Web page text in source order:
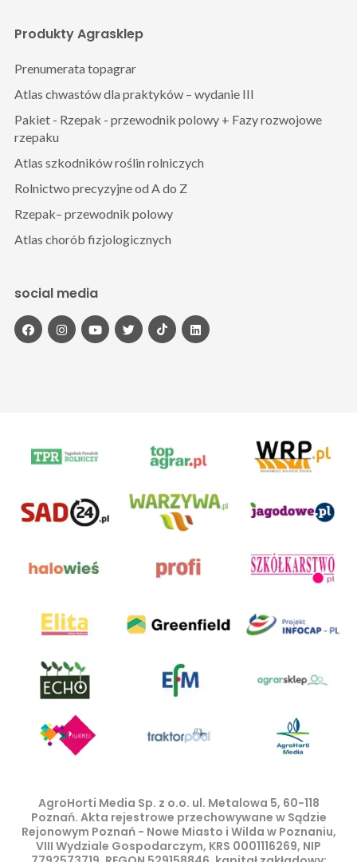
Produkty Agrasklep
Prenumerata topagrar
Atlas chwastów dla praktyków – wydanie III
Pakiet - Rzepak - przewodnik polowy + Fazy rozwojowe
rzepaku
Atlas szkodników roślin rolniczych
Rolnictwo precyzyjne od A do Z
Rzepak– przewodnik polowy
Atlas chorób fizjologicznych
social media
AgroHorti Media Sp. z o.o. ul. Metalowa 5, 60-118
Poznań. Akta rejestrowe przechowywane w Sądzie
Rejonowym Poznań - Nowe Miasto i Wilda w Poznaniu,
VIII Wydziale Gospodarczym, KRS 0001116269, NIP